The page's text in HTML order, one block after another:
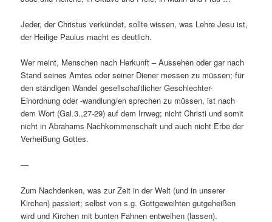
Jeder, der Christus verkündet, sollte wissen, was Lehre Jesu ist,
der Heilige Paulus macht es deutlich.
Wer meint, Menschen nach Herkunft – Aussehen oder gar nach
Stand seines Amtes oder seiner Diener messen zu müssen; für
den ständigen Wandel gesellschaftlicher Geschlechter-
Einordnung oder -wandlung/en sprechen zu müssen, ist nach
dem Wort (Gal.3.,27-29) auf dem Irrweg; nicht Christi und somit
nicht in Abrahams Nachkommenschaft und auch nicht Erbe der
Verheißung Gottes.
—
Zum Nachdenken, was zur Zeit in der Welt (und in unserer
Kirchen) passiert; selbst von s.g. Gottgeweihten gutgeheißen
wird und Kirchen mit bunten Fahnen entweihen (lassen).